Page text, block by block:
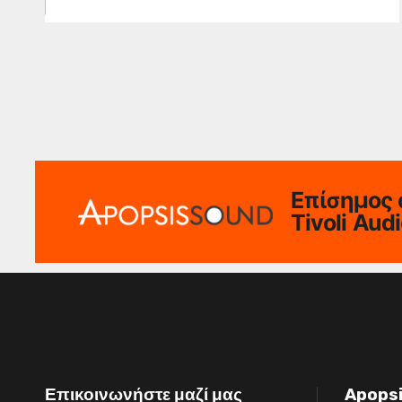
Επίσημος
Tivoli
Επικοινωνήστε μαζί μας